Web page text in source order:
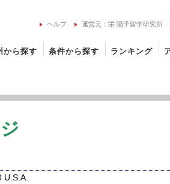
ヘルプ 運営元：栄 陽子留学研究所
から探す 条件から探す ランキング